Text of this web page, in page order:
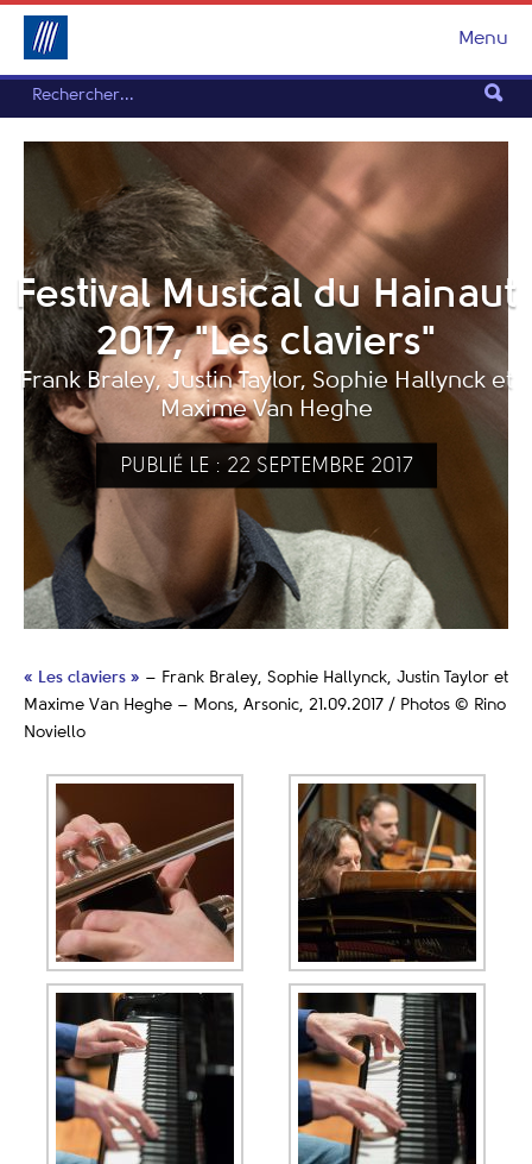
Menu
Festival Musical du Hainaut
2017, "Les claviers"
Frank Braley, Justin Taylor, Sophie Hallynck et
Maxime Van Heghe
PUBLIÉ LE : 22 SEPTEMBRE 2017
« Les claviers » – Frank Braley, Sophie Hallynck, Justin Taylor et
Maxime Van Heghe – Mons, Arsonic, 21.09.2017 / Photos © Rino
Noviello